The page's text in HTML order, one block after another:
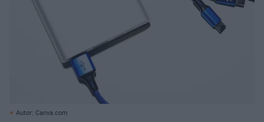
Autor: Canva.com